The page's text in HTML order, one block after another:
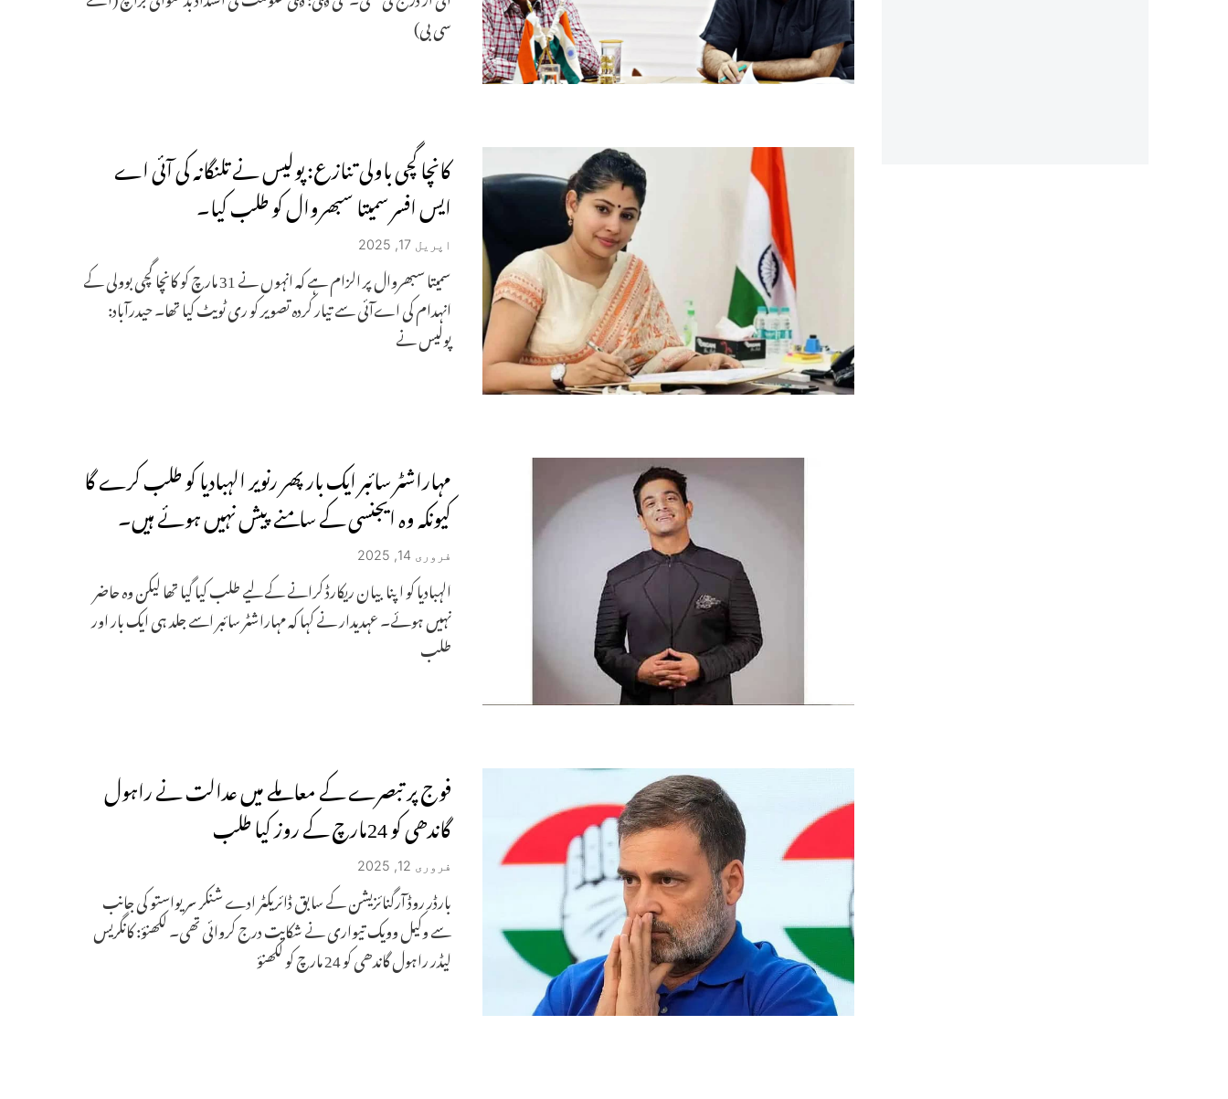
سی بی)
کانچا گچی باولی تنازع: پولیس نے تلنگانہ کی آئی اے
ایس افسر سمیتا سبھروال کو طلب کیا۔
اپریل 17, 2025
سمیتا سبھروال پر الزام ہے کہ انہوں نے 31 مارچ کو کانچا گچی بوولی کے
انہدام کی اےآئی سے تیار کردہ تصویر کو ری ٹویٹ کیا تھا۔ حیدرآباد:
پولیس نے
مہاراشٹر سائبر ایک بار پھر رنویر الہبادیا کو طلب کرے گا
کیونکہ وہ ایجنسی کے سامنے پیش نہیں ہوئے ہیں۔
فروری 14, 2025
الہبادیا کو اپنا بیان ریکارڈ کرانے کے لیے طلب کیا گیا تھا لیکن وہ حاضر
نہیں ہوئے۔ عہدیدار نے کہا کہ مہاراشٹر سائبر اسے جلد ہی ایک بار اور
طلب
فوج پر تبصرے کے معاملے میں عدالت نے راہول
گاندھی کو 24مارچ کے روز کیا طلب
فروری 12, 2025
بارڈر روڈ آرگنائزیشن کے سابق ڈائریکٹر ادے شنکر سریواستو کی جانب
سے وکیل وویک تیواری نے شکایت درج کروائی تھی۔ لکھنؤ: کانگریس
لیڈر راہول گاندھی کو 24 مارچ کو لکھنؤ